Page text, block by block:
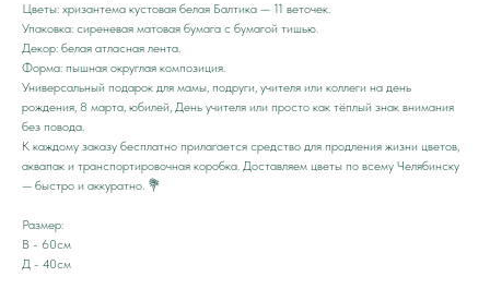
Цветы: хризантема кустовая белая Балтика — 11 веточек.
Упаковка: сиреневая матовая бумага с бумагой тишью.
Декор: белая атласная лента.
Форма: пышная округлая композиция.
Универсальный подарок для мамы, подруги, учителя или коллеги на день
рождения, 8 марта, юбилей, День учителя или просто как тёплый знак внимания
без повода.
К каждому заказу бесплатно прилагается средство для продления жизни цветов,
аквапак и транспортировочная коробка. Доставляем цветы по всему Челябинску
— быстро и аккуратно. 💐
Размер:
В - 60см
Д - 40см